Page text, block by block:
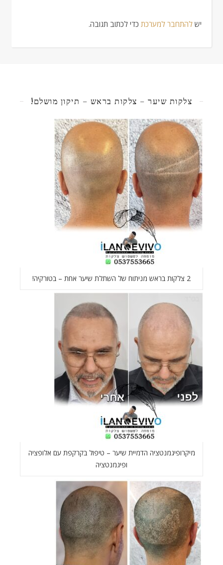
יש להתחבר למערכת כדי לכתוב תגובה.
צלקות שיער – צלקות בראש – תיקון מושלם!
2 צלקות בראש מניתוח של השתלת שיער אחת – בטורקיה!
מיקרופיגמנטציה הדמיית שיער – טיפול בקרקפת עם אלופציה
ופיגמנטציה